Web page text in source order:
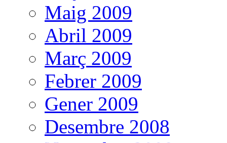
Maig 2009
Abril 2009
Març 2009
Febrer 2009
Gener 2009
Desembre 2008